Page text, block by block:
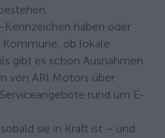
Kennzeichen haben oder
Kommune, ob lokale
gibt es schon Ausnahmen.
von ARI Motors über
rund um E-
sie in Kraft ist – und